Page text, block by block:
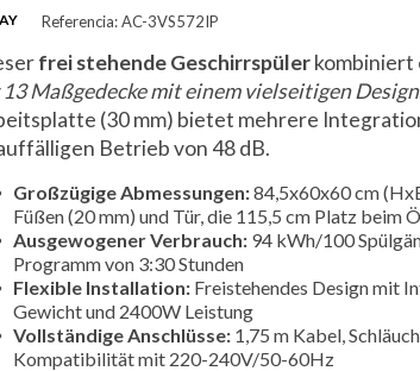
Referencia: AC-3VS572IP
frei stehende Geschirrspülerkombiniert
Maßgedecke mit einem vielseitigen Design
(30 mm) bietet mehrere
Betrieb von 48 dB.
Großzügige Abmessungen:84,5x60x60 cm
Füßen (20 mm) und Tür, die 115,5 cm Platz beim
Ausgewogener Verbrauch: 94 kWh/100
Programm von 3:30 Stunden
Flexible Installation: Freistehendes Design mit
Gewicht und 2400W Leistung
Vollständige Anschlüsse: 1,75 m Kabel,
Kompatibilität mit 220-240V/50-60Hz